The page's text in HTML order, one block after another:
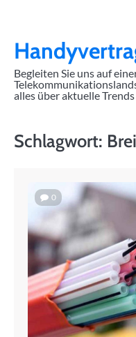
content
Begleiten Sie uns auf
alles über aktuelle
Schlagwort:
0